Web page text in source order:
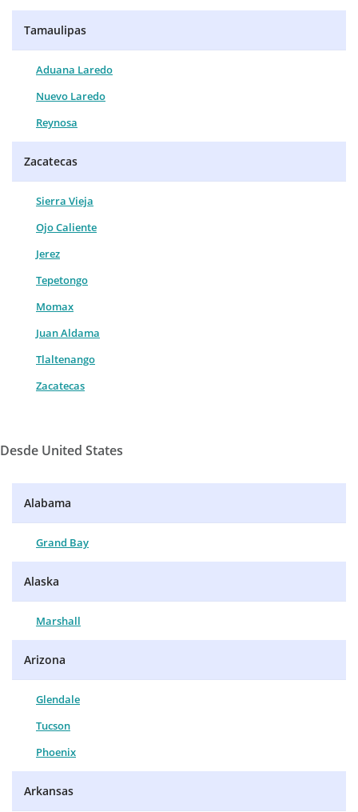
Tamaulipas
Aduana Laredo
Nuevo Laredo
Reynosa
Zacatecas
Sierra Vieja
Ojo Caliente
Jerez
Tepetongo
Momax
Juan Aldama
Tlaltenango
Zacatecas
Desde United States
Alabama
Grand Bay
Alaska
Marshall
Arizona
Glendale
Tucson
Phoenix
Arkansas